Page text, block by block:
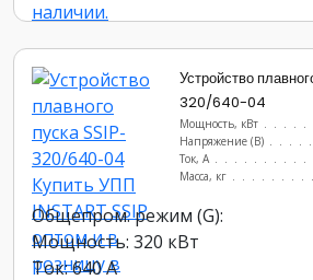
Устройство
320/640-04
Мощность, кВт
Напряжение (В)
Ток, А
Масса, кг
Общепром. режим (G):
Мощность: 320 кВт
Ток: 640 А